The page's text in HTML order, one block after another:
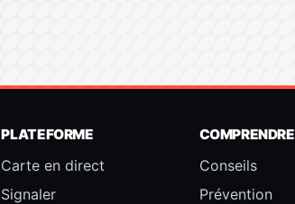
PLATEFORME
Carte en direct
Signaler
COMPRENDRE
Conseils
Prévention